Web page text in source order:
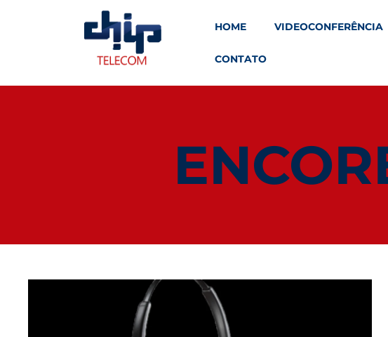
HOME VIDEOCONFERÊNCIA
CONTATO